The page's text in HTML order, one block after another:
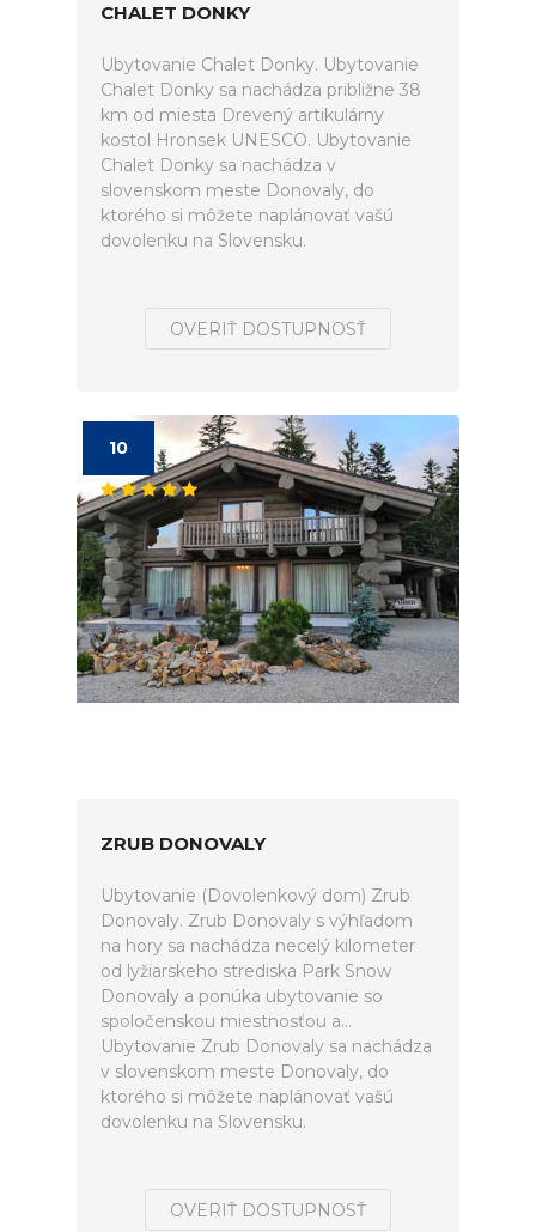
CHALET DONKY
Ubytovanie Chalet Donky. Ubytovanie
Chalet Donky sa nachádza približne 38
km od miesta Drevený artikulárny
kostol Hronsek UNESCO. Ubytovanie
Chalet Donky sa nachádza v
slovenskom meste Donovaly, do
ktorého si môžete naplánovať vašú
dovolenku na Slovensku.
OVERIŤ DOSTUPNOSŤ
10
ZRUB DONOVALY
Ubytovanie (Dovolenkový dom) Zrub
Donovaly. Zrub Donovaly s výhľadom
na hory sa nachádza necelý kilometer
od lyžiarskeho strediska Park Snow
Donovaly a ponúka ubytovanie so
spoločenskou miestnosťou a...
Ubytovanie Zrub Donovaly sa nachádza
v slovenskom meste Donovaly, do
ktorého si môžete naplánovať vašú
dovolenku na Slovensku.
OVERIŤ DOSTUPNOSŤ